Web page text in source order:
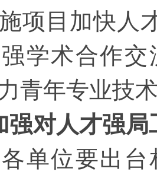
项目加快人
学术合作
青年专业技
强对人才强
单位要出